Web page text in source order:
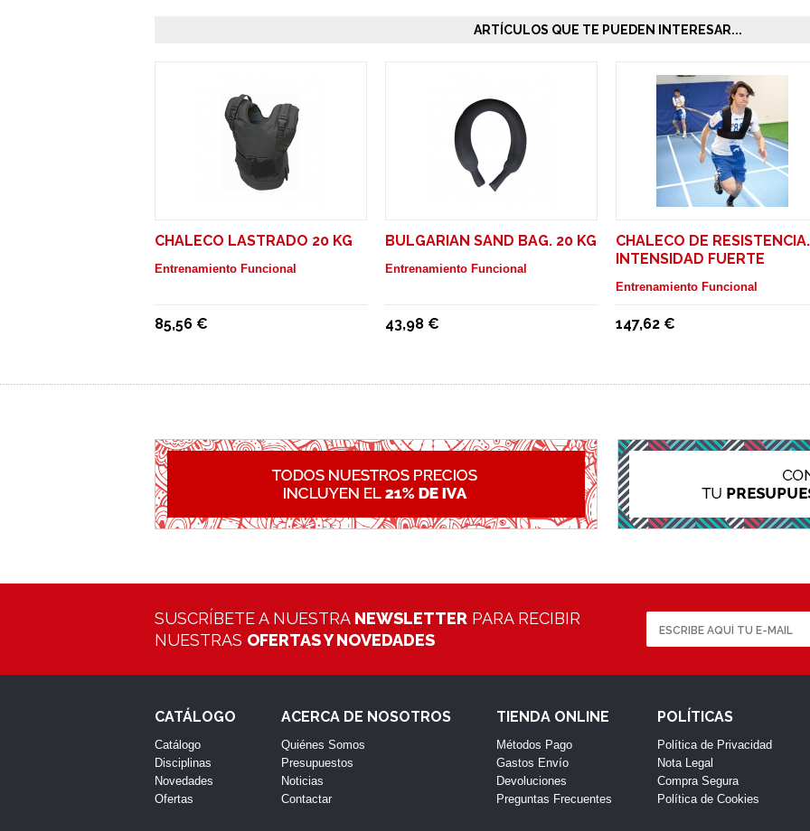
ARTÍCULOS QUE TE PUEDEN INTERESAR...
CHALECO LASTRADO 20 KG
Entrenamiento Funcional
85,56 €
BULGARIAN SAND BAG. 20 KG
Entrenamiento Funcional
43,98 €
CHALECO DE RESISTENCIA.
INTENSIDAD FUERTE
Entrenamiento Funcional
147,62 €
SUSCRÍBETE A NUESTRA NEWSLETTER PARA RECIBIR
NUESTRAS OFERTAS Y NOVEDADES
CATÁLOGO
Catálogo
Disciplinas
Novedades
Ofertas
ACERCA DE NOSOTROS
Quiénes Somos
Presupuestos
Noticias
Contactar
TIENDA ONLINE
Métodos Pago
Gastos Envío
Devoluciones
Preguntas Frecuentes
POLÍTICAS
Política de Privacidad
Nota Legal
Compra Segura
Política de Cookies